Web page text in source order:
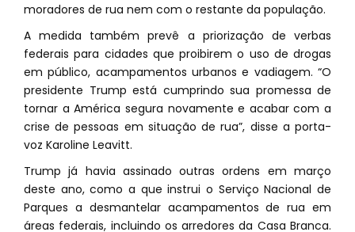
moradores de rua nem com o restante da população.
A medida também prevê a priorização de verbas
federais para cidades que proibirem o uso de drogas
em público, acampamentos urbanos e vadiagem. “O
presidente Trump está cumprindo sua promessa de
tornar a América segura novamente e acabar com a
crise de pessoas em situação de rua”, disse a porta-
voz Karoline Leavitt.
Trump já havia assinado outras ordens em março
deste ano, como a que instrui o Serviço Nacional de
Parques a desmantelar acampamentos de rua em
áreas federais, incluindo os arredores da Casa Branca.